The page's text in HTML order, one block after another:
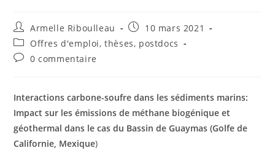
Armelle Riboulleau
10 mars 2021
Offres d'emploi, thèses, postdocs
0 commentaire
Interactions carbone-soufre dans les sédiments marins:
Impact sur les émissions de méthane biogénique et
géothermal dans le cas du Bassin de Guaymas (Golfe de
Californie, Mexique)